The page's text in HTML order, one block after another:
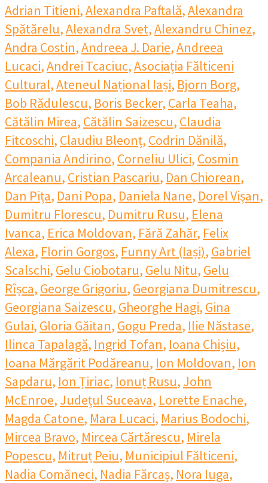
Adrian Titieni,Alexandra Paftală,Alexandra
Spătărelu,Alexandra Svet,Alexandru Chinez,
Andra Costin,Andreea J. Darie,Andreea
Lucaci,Andrei Tcaciuc,Asociația Fălticeni
Cultural,Ateneul Național Iași, Bjorn Borg,
Bob Rădulescu, Boris Becker, Carla Teaha,
Cătălin Mirea, Cătălin Saizescu, Claudia
Fitcoschi, Claudiu Bleonț, Codrin Dănilă,
Compania Andirino, Corneliu Ulici, Cosmin
Arcaleanu, Cristian Pascariu, Dan Chiorean,
Dan Pița, Dani Popa, Daniela Nane, Dorel Vișan,
Dumitru Florescu, Dumitru Rusu, Elena
Ivanca, Erica Moldovan, Fără Zahăr, Felix
Alexa, Florin Gorgos, Funny Art (Iași), Gabriel
Scalschi, Gelu Ciobotaru, Gelu Nitu, Gelu
Rîșca, George Grigoriu, Georgiana Dumitrescu,
Georgiana Saizescu, Gheorghe Hagi, Gina
Gulai, Gloria Găitan, Gogu Preda, Ilie Năstase,
Ilinca Tapalagă, Ingrid Tofan, Ioana Chișiu,
Ioana Mărgărit Podăreanu, Ion Moldovan, Ion
Sapdaru, Ion Țiriac, Ionuț Rusu, John
McEnroe, Județul Suceava, Lorette Enache,
Magda Catone, Mara Lucaci, Marius Bodochi,
Mircea Bravo, Mircea Cărtărescu, Mirela
Popescu, Mitruț Peiu, Municipiul Fălticeni,
Nadia Comăneci, Nadia Fărcaș, Nora Iuga,